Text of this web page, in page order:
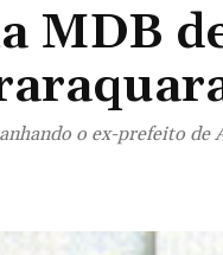
MDB
o ex-prefeito